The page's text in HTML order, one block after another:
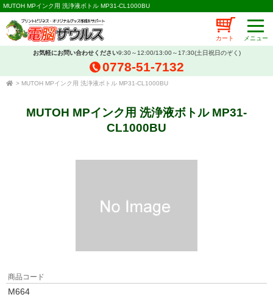
MUTOH MPインク用 洗浄液ボトル MP31-CL1000BU
カート
お気軽にお問い合わせください9:30～12:00/13:00～17:30(土日祝日のぞく)
0778-51-7132
> MUTOH MPインク用 洗浄液ボトル MP31-CL1000BU
MUTOH MPインク用 洗浄液ボトル MP31-
CL1000BU
商品コード
M664